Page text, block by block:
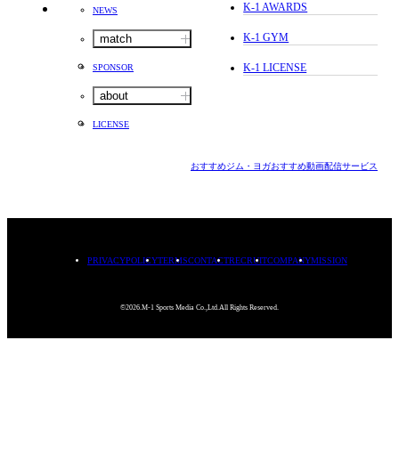
NEWS
match
SPONSOR
about
LICENSE
K-1 AWARDS
K-1 GYM
K-1 LICENSE
おすすめジム・ヨガおすすめ動画配信サービス
PRIVACYPOLICYTERMSCONTACTRECRUITCOMPANYMISSION
©2026.M-1 Sports Media Co.,Ltd.All Rights Reserved.